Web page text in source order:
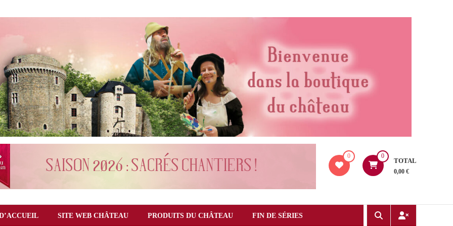
0 0
TOTAL
0,00 €
SITE WEB CHÂTEAU PRODUITS DU CHÂTEAU FIN DE SÉRIES